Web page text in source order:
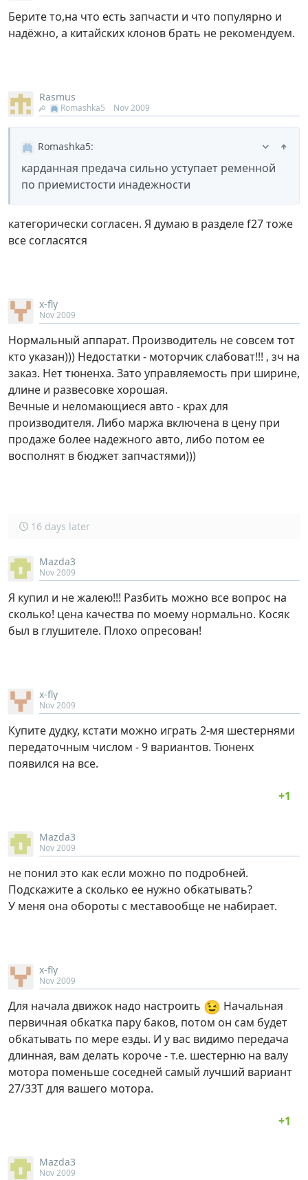
Берите то,на что есть запчасти и что популярно и
надёжно, а китайских клонов брать не рекомендуем.
Rasmus
Romashka5 Nov 2009
Romashka5:
карданная предача сильно уступает ременной
по приемистости инадежности
категорически согласен. Я думаю в разделе f27 тоже
все согласятся
x-fly
Nov 2009
Нормальный аппарат. Производитель не совсем тот
кто указан))) Недостатки - моторчик слабоват!!! , зч на
заказ. Нет тюненха. Зато управляемость при ширине,
длине и развесовке хорошая.
Вечные и неломающиеся авто - крах для
производителя. Либо маржа включена в цену при
продаже более надежного авто, либо потом ее
восполнят в бюджет запчастями)))
16 days later
Mazda3
Nov 2009
Я купил и не жалею!!! Разбить можно все вопрос на
сколько! цена качества по моему нормально. Косяк
был в глушителе. Плохо опресован!
x-fly
Nov 2009
Купите дудку, кстати можно играть 2-мя шестернями
передаточным числом - 9 вариантов. Тюненх
появился на все.
Mazda3
Nov 2009
не понил это как если можно по подробней.
Подскажите а сколько ее нужно обкатывать?
У меня она обороты с меставообще не набирает.
x-fly
Nov 2009
Для начала движок надо настроить 😉 Начальная
первичная обкатка пару баков, потом он сам будет
обкатывать по мере езды. И у вас видимо передача
длинная, вам делать короче - т.е. шестерню на валу
мотора поменьше соседней самый лучший вариант
27/33Т для вашего мотора.
Mazda3
Nov 2009